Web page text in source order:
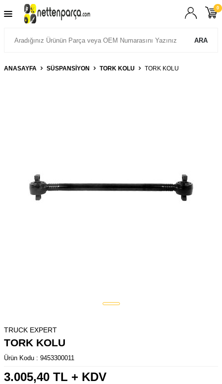
ARA
0
ANASAYFA SÜSPANSIYON TORK KOLU TORK KOLU
TRUCK EXPERT
TORK KOLU
Ürün Kodu : 9453300011
3.005,40 TL + KDV